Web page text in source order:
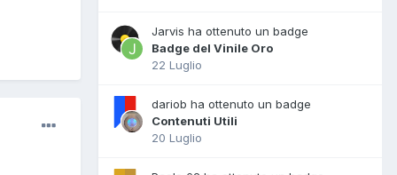
Jarvis ha ottenuto un badge
Badge del Vinile Oro
22 Luglio
dariob ha ottenuto un badge
Contenuti Utili
20 Luglio